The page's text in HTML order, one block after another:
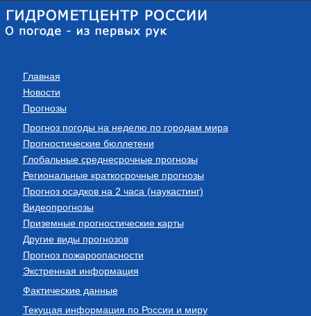
Главная
Новости
Прогнозы
Прогноз погоды на неделю по городам мира
Прогностические бюллетени
Глобальные среднесрочные прогнозы
Региональные краткосрочные прогнозы
Прогноз осадков на 2 часа (наукастинг)
Видеопрогнозы
Приземные прогностические карты
Другие виды прогнозов
Прогноз пожароопасности
Экстренная информация
Фактические данные
Текущая информация по России и миру